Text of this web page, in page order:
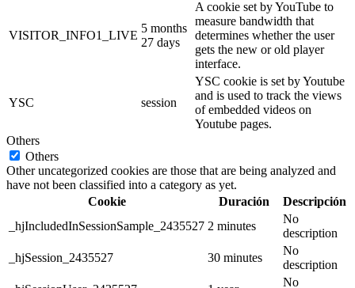
VISITOR_INFO1_LIVE
5 months
27 days
A cookie set by YouTube to
measure bandwidth that
determines whether the user
gets the new or old player
interface.
YSC session
YSC cookie is set by Youtube
and is used to track the views
of embedded videos on
Youtube pages.
Others
Others
Other uncategorized cookies are those that are being analyzed and
have not been classified into a category as yet.
Cookie
Duración
Descripción
_hjIncludedInSessionSample_2435527 2 minutes
No
description
_hjSession_2435527
30 minutes
No
description
No